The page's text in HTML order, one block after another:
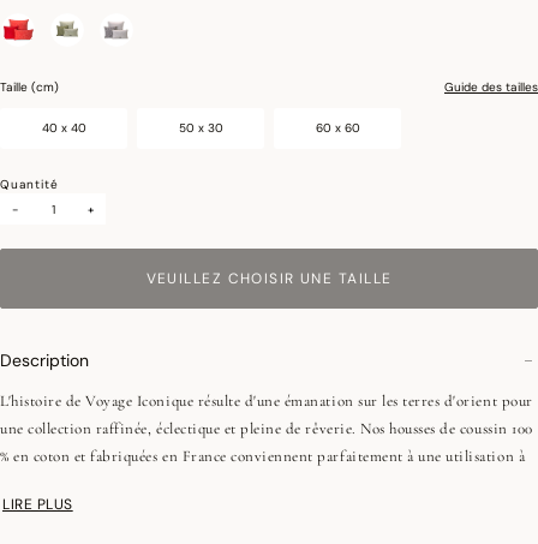
Taille (cm) Guide des tailles
40 x 40 50 x 30 60 x 60
Quantité
-
+
VEUILLEZ CHOISIR UNE TAILLE
Description
L'histoire de Voyage Iconique résulte d'une émanation sur les terres d'orient pour
une collection raffinée, éclectique et pleine de rêverie. Nos housses de coussin 100
% en coton et fabriquées en France conviennent parfaitement à une utilisation à
Une finition avec un surjet bourdon de couleur contrasté apporte la touche finale,
LIRE PLUS